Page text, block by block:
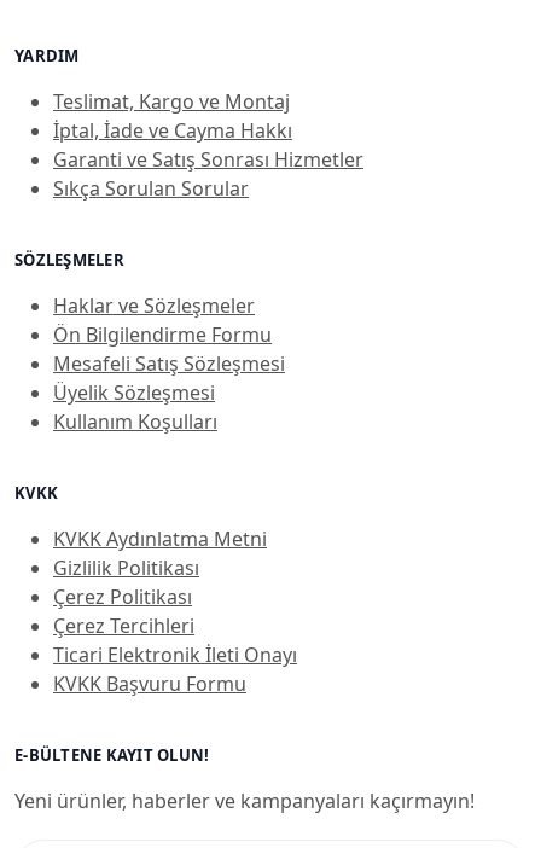
YARDIM
Teslimat, Kargo ve Montaj
İptal, İade ve Cayma Hakkı
Garanti ve Satış Sonrası Hizmetler
Sıkça Sorulan Sorular
SÖZLEŞMELER
Haklar ve Sözleşmeler
Ön Bilgilendirme Formu
Mesafeli Satış Sözleşmesi
Üyelik Sözleşmesi
Kullanım Koşulları
KVKK
KVKK Aydınlatma Metni
Gizlilik Politikası
Çerez Politikası
Çerez Tercihleri
Ticari Elektronik İleti Onayı
KVKK Başvuru Formu
E-BÜLTENE KAYIT OLUN!
Yeni ürünler, haberler ve kampanyaları kaçırmayın!